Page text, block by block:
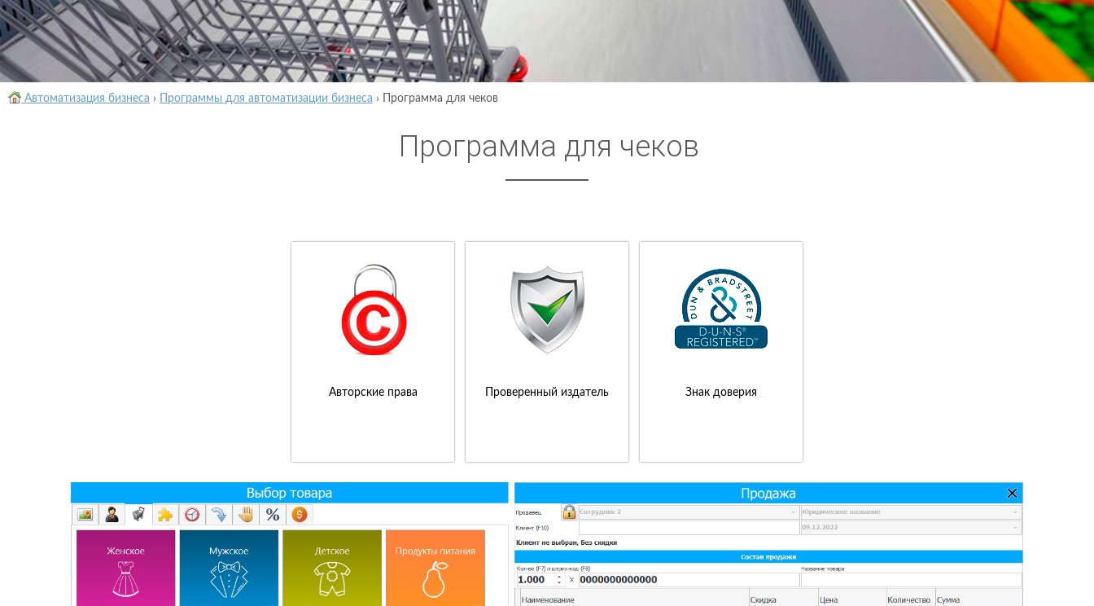
Автоматизация бизнеса › Программы для автоматизации бизнеса › Программа для чеков
Программа для чеков
Авторские права Проверенный издатель Знак доверия